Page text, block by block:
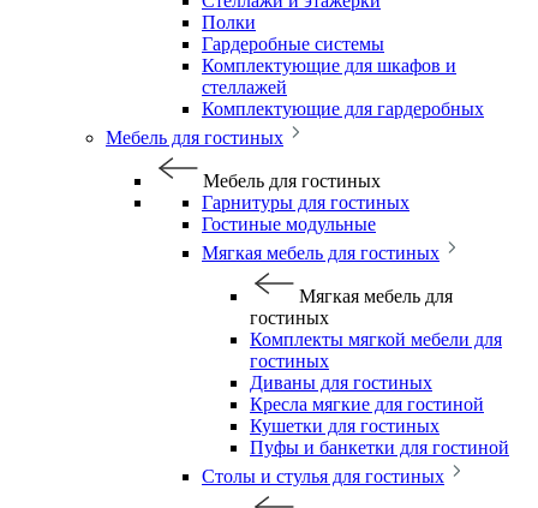
Полки
Гардеробные системы
Комплектующие для шкафов и
стеллажей
Комплектующие для гардеробных
Мебель для гостиных
Мебель для гостиных
Гарнитуры для гостиных
Гостиные модульные
Мягкая мебель для гостиных
Мягкая мебель для
гостиных
Комплекты мягкой мебели для
гостиных
Диваны для гостиных
Кресла мягкие для гостиной
Кушетки для гостиных
Пуфы и банкетки для гостиной
Столы и стулья для гостиных